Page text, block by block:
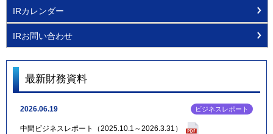
IRカレンダー
IRお問い合わせ
最新財務資料
2026.06.19
中間ビジネスレポート（2025.10.1～2026.3.31）